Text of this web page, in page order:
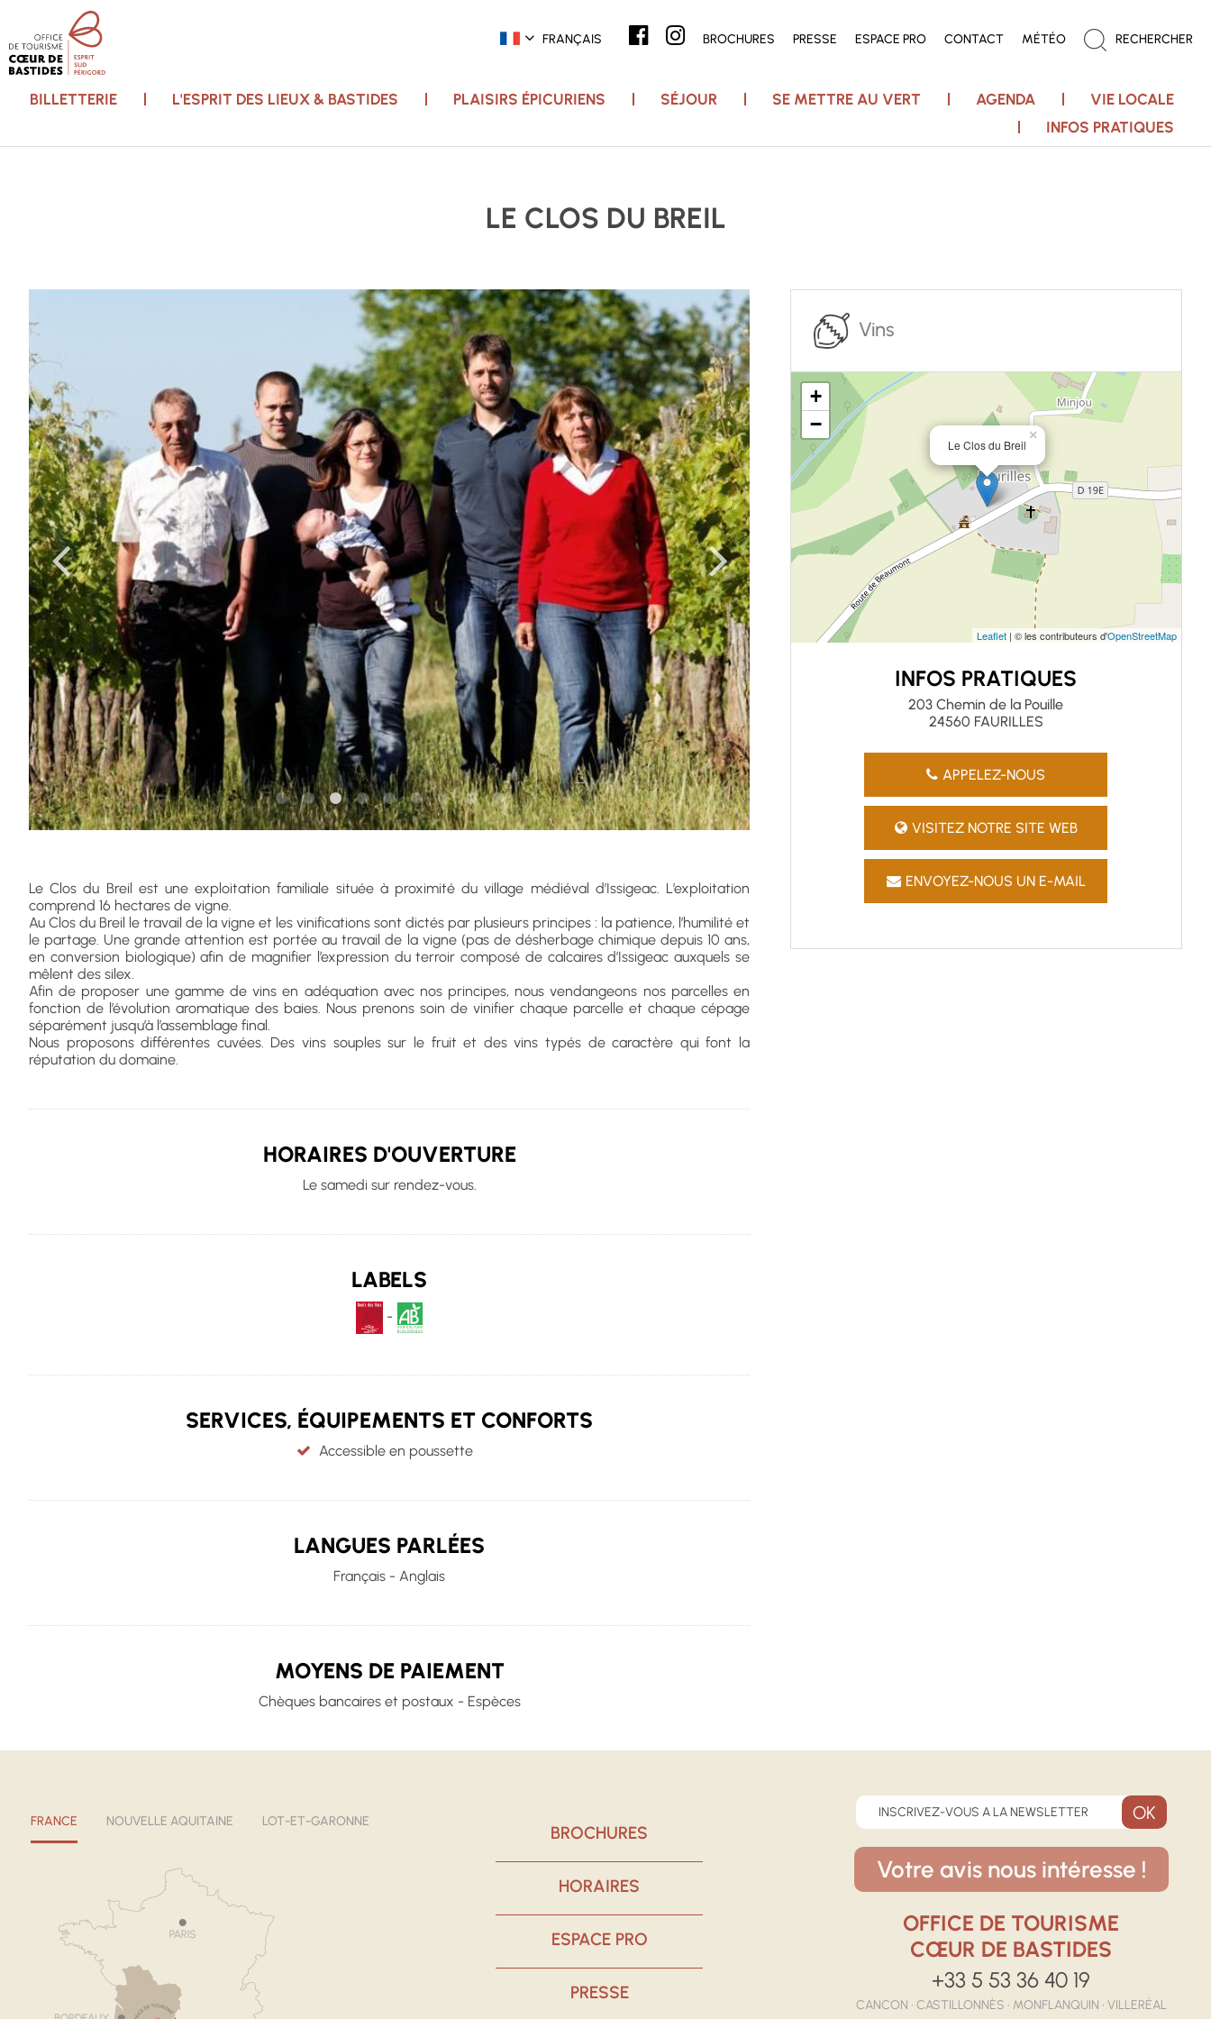
FRANÇAIS BROCHURES PRESSE ESPACE PRO CONTACT MÉTÉO RECHERCHER
BILLETTERIE L'ESPRIT DES LIEUX & BASTIDES PLAISIRS ÉPICURIENS SÉJOUR SE METTRE AU VERT AGENDA
VIE LOCALE
INFOS PRATIQUES
LE CLOS DU BREIL
Le Clos du Breil est une exploitation familiale située à proximité du village médiéval d’Issigeac. L’exploitation
comprend 16 hectares de vigne.
Au Clos du Breil le travail de la vigne et les vinifications sont dictés par plusieurs principes : la patience, l’humilité et
le partage. Une grande attention est portée au travail de la vigne (pas de désherbage chimique depuis 10 ans,
en conversion biologique) afin de magnifier l’expression du terroir composé de calcaires d’Issigeac auxquels se
mêlent des silex.
Afin de proposer une gamme de vins en adéquation avec nos principes, nous vendangeons nos parcelles en
fonction de l’évolution aromatique des baies. Nous prenons soin de vinifier chaque parcelle et chaque cépage
séparément jusqu’à l’assemblage final.
Nous proposons différentes cuvées. Des vins souples sur le fruit et des vins typés de caractère qui font la
réputation du domaine.
HORAIRES D'OUVERTURE
Le samedi sur rendez-vous.
LABELS
-
SERVICES, ÉQUIPEMENTS ET CONFORTS
Accessible en poussette
LANGUES PARLÉES
Français - Anglais
MOYENS DE PAIEMENT
Chèques bancaires et postaux - Espèces
Vins
Le Clos du Breil
×
+
−
Leaflet | © les contributeurs d'OpenStreetMap
INFOS PRATIQUES
203 Chemin de la Pouille
24560 FAURILLES
APPELEZ-NOUS
VISITEZ NOTRE SITE WEB
ENVOYEZ-NOUS UN E-MAIL
FRANCE NOUVELLE AQUITAINE LOT-ET-GARONNE
BROCHURES
HORAIRES
ESPACE PRO
PRESSE
INSCRIVEZ-VOUS A LA NEWSLETTER
Votre avis nous intéresse !
OFFICE DE TOURISME
CŒUR DE BASTIDES
+33 5 53 36 40 19
CANCON • CASTILLONNÈS • MONFLANQUIN • VILLERÉAL